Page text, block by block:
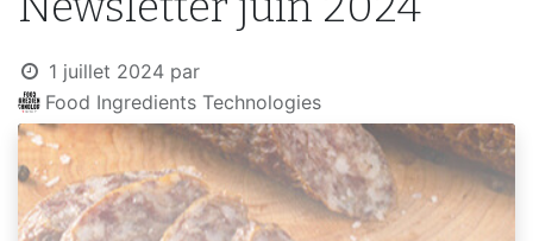
1 juillet 2024 par
Food Ingredients Technologies